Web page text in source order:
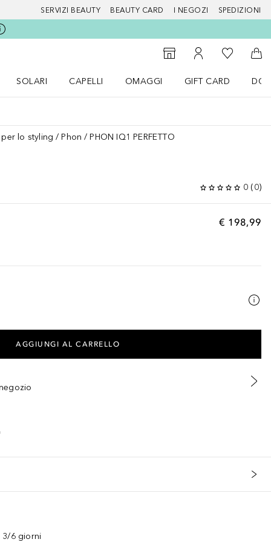
SERVIZI BEAUTY BEAUTY CARD I NEGOZI SPEDIZIONI
StorefinderAl Mio Account
Alla Mia
Al
SOLARI
CAPELLI
OMAGGI
GIFT CARD
per lo styling Phon PHON IQ1 PERFETTO
0 (0)
€ 198,99
AGGIUNGI AL CARRELLO
3/6 giorni